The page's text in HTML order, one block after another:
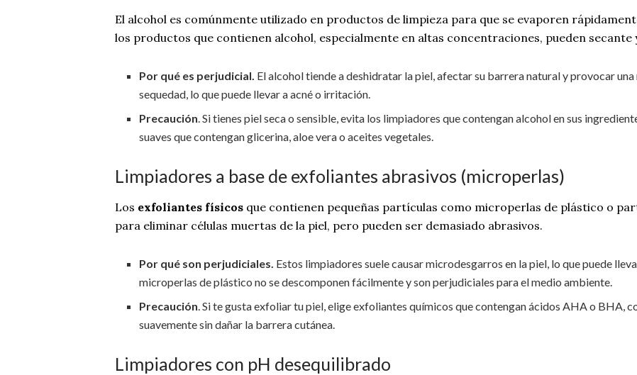
El alcohol es comúnmente utilizado en productos de limpieza para que se evaporen
los productos que contienen alcohol, especialmente en altas concentraciones, pueden secante
Por qué es perjudicial. El alcohol tiende a deshidratar la piel, afectar su barrera natural y provocar
sequedad, lo que puede llevar a acné o irritación.
Precaución. Si tienes piel seca o sensible, evita los limpiadores que contengan alcohol en sus
suaves que contengan glicerina, aloe vera o aceites vegetales.
Limpiadores a base de exfoliantes abrasivos (microperlas)
Los exfoliantes físicos que contienen pequeñas partículas como microperlas de plástico o
para eliminar células muertas de la piel, pero pueden ser demasiado abrasivos.
Por qué son perjudiciales. Estos limpiadores suele causar microdesgarros en la piel, lo que puede
microperlas de plástico no se descomponen fácilmente y son perjudiciales para el medio ambiente.
Precaución . Si te gusta exfoliar tu piel, elige exfoliantes químicos que contengan ácidos AHA o BHA,
suavemente sin dañar la barrera cutánea.
Limpiadores con pH desequilibrado